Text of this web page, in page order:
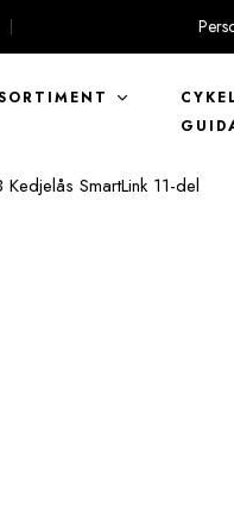
Kedjelås SmartLink 11-del